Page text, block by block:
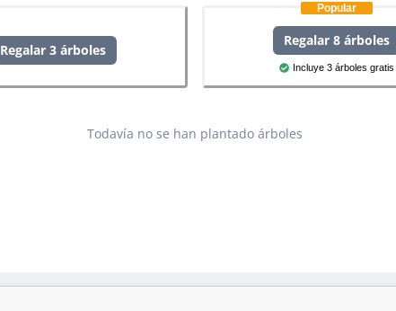
Regalar 3 árboles
Popular
Regalar 8 árboles
Incluye 3 árboles gratis
Todavía no se han plantado árboles